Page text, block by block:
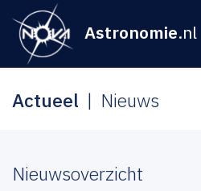
Astronomie.nl
Actueel Nieuws
Nieuwsoverzicht